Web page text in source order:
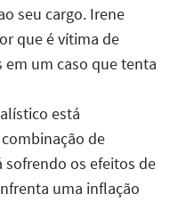
seu cargo. Irene
que é vítima de
em um caso que tenta
está
de
sofrendo os efeitos de
uma inflação